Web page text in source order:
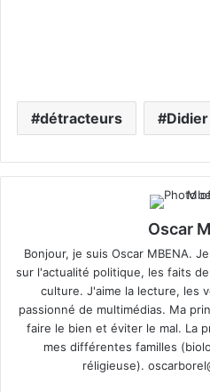
détracteurs
Oscar
Bonjour, je suis Oscar MBENA.
sur l'actualité politique, les faits
culture. J'aime la lecture, les
passionné de multimédias. Ma
faire le bien et éviter le mal. La
mes différentes familles
réligieuse).